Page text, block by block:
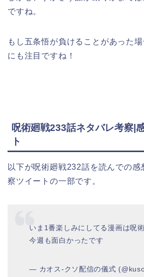
ですね。
もし五条悟が負けることがあった
にも注目ですね！
呪術廻戦233話ネタバレ考察|
ト
以下が呪術廻戦232話を読んでの感
察ツイートの一部です。
いま1番楽しみにしてる漫画は呪
今週も面白かったです
— カオス-クソ配信の儀式